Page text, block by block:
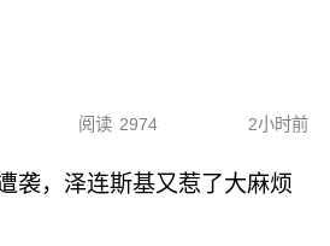
阅读 2974 2小时前
袭，泽连斯基又惹了大麻烦